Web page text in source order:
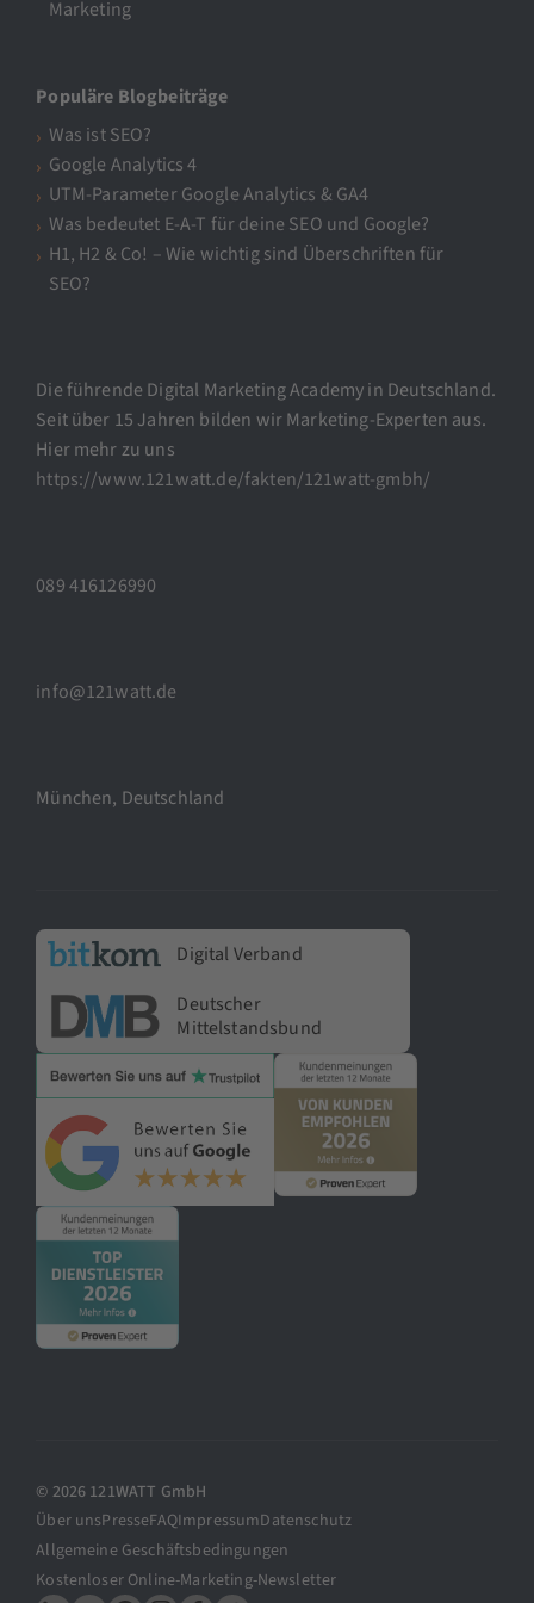
Marketing
Populäre Blogbeiträge
Was ist SEO?
Google Analytics 4
UTM-Parameter Google Analytics & GA4
Was bedeutet E-A-T für deine SEO und Google?
H1, H2 & Co! – Wie wichtig sind Überschriften für
SEO?
Die führende Digital Marketing Academy in Deutschland.
Seit über 15 Jahren bilden wir Marketing-Experten aus.
Hier mehr zu uns
https://www.121watt.de/fakten/121watt-gmbh/
089 416126990
info@121watt.de
München, Deutschland
Digital Verband
Deutscher
Mittelstandsbund
© 2026 121WATT GmbH
Über unsPresseFAQImpressumDatenschutz
Allgemeine Geschäftsbedingungen
Kostenloser Online-Marketing-Newsletter